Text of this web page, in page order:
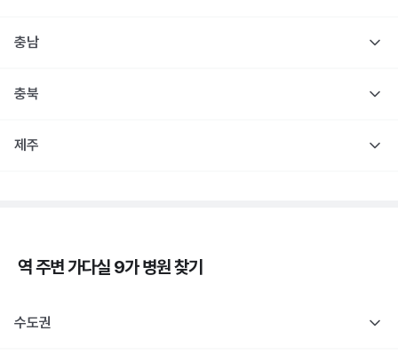
충남
충북
제주
역 주변가다실 9가병원 찾기
수도권